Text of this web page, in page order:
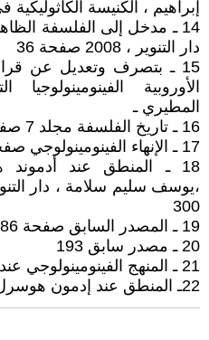
إبراهيم ، الكنيسة
14 ـ مدخل إلى الفلسفة
دار التنوير ، 2008 صفحة 36
15 ـ بتصرف وتعديل عن
الأوروبية الفينومينولوجيا
المطيري ـ
16 ـ تاريخ الفلسفة مجلد 7 صفحة 249 ـ 250
17 ـ الإنهاء الفينومينولوجي صفحة 11
18 ـ المنطق عند أدموند
300
19 ـ المصدر السابق صفحة 286 ـ 287
20 ـ مصدر سابق 193
21 ـ المنهج الفينومينولوجي عند هوسرل ،ويكيبيديا
22ـ المنطق عند إدمون هوسرل صفحة 237 ـ 238